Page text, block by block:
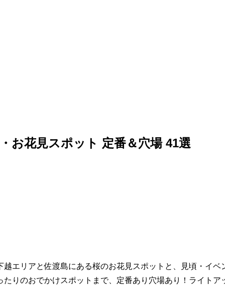
お花見スポット 定番＆穴場 41選
エリアと佐渡島にある桜のお花見スポットと、見頃・イベ
りのおでかけスポットまで、定番あり穴場あり！ライトア